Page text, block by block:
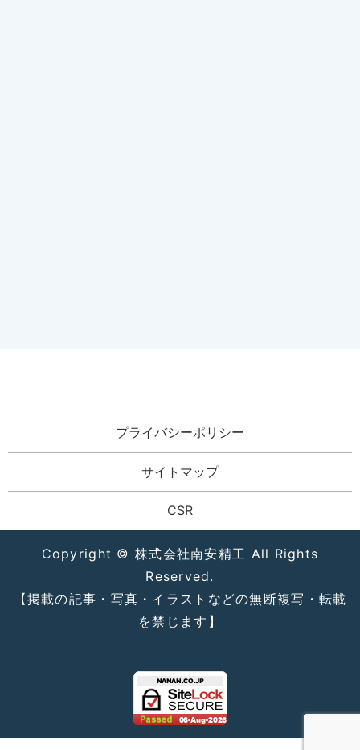
プライバシーポリシー
サイトマップ
CSR
Copyright © 株式会社南安精工 All Rights
Reserved.
【掲載の記事・写真・イラストなどの無断複写・転載
を禁じます】